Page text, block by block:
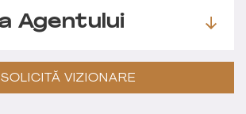
Agentului
SOLICITĂ VIZIONARE